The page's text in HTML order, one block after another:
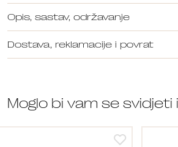
Opis, sastav, održavanje
Dostava, reklamacije i povrat
Moglo bi vam se svidjeti